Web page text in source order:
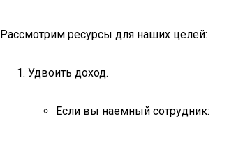
Рассмотрим ресурсы для наших целей:
Удвоить доход.
Если вы наемный сотрудник: